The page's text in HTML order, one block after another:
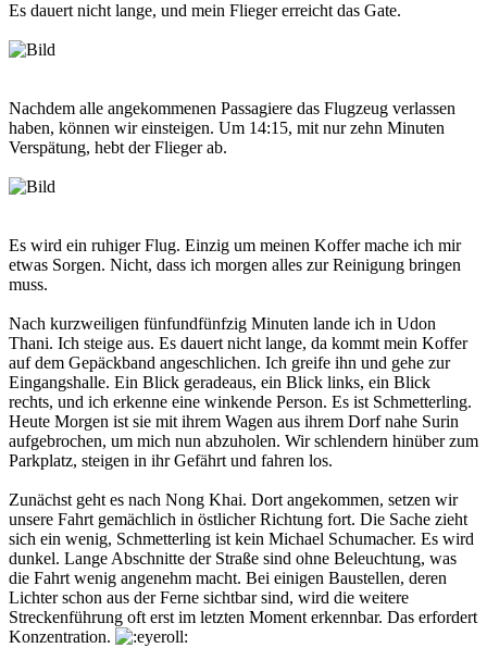
Es dauert nicht lange, und mein Flieger erreicht das Gate.
Nachdem alle angekommenen Passagiere das Flugzeug verlassen
haben, können wir einsteigen. Um 14:15, mit nur zehn Minuten
Verspätung, hebt der Flieger ab.
Es wird ein ruhiger Flug. Einzig um meinen Koffer mache ich mir
etwas Sorgen. Nicht, dass ich morgen alles zur Reinigung bringen
muss.
Nach kurzweiligen fünfundfünfzig Minuten lande ich in Udon
Thani. Ich steige aus. Es dauert nicht lange, da kommt mein Koffer
auf dem Gepäckband angeschlichen. Ich greife ihn und gehe zur
Eingangshalle. Ein Blick geradeaus, ein Blick links, ein Blick
rechts, und ich erkenne eine winkende Person. Es ist Schmetterling.
Heute Morgen ist sie mit ihrem Wagen aus ihrem Dorf nahe Surin
aufgebrochen, um mich nun abzuholen. Wir schlendern hinüber zum
Parkplatz, steigen in ihr Gefährt und fahren los.
Zunächst geht es nach Nong Khai. Dort angekommen, setzen wir
unsere Fahrt gemächlich in östlicher Richtung fort. Die Sache zieht
sich ein wenig, Schmetterling ist kein Michael Schumacher. Es wird
dunkel. Lange Abschnitte der Straße sind ohne Beleuchtung, was
die Fahrt wenig angenehm macht. Bei einigen Baustellen, deren
Lichter schon aus der Ferne sichtbar sind, wird die weitere
Streckenführung oft erst im letzten Moment erkennbar. Das erfordert
Konzentration.